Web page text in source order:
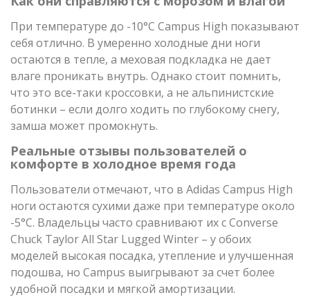
При температуре до -10°C Campus High показывают
себя отлично. В умеренно холодные дни ноги
остаются в тепле, а меховая подкладка не дает
влаге проникать внутрь. Однако стоит помнить,
что это все-таки кроссовки, а не альпинистские
ботинки – если долго ходить по глубокому снегу,
замша может промокнуть.
Реальные отзывы пользователей о
комфорте в холодное время года
Пользователи отмечают, что в Adidas Campus High
ноги остаются сухими даже при температуре около
-5°C. Владельцы часто сравнивают их с Converse
Chuck Taylor All Star Lugged Winter – у обоих
моделей высокая посадка, утепление и улучшенная
подошва, но Campus выигрывают за счет более
удобной посадки и мягкой амортизации.